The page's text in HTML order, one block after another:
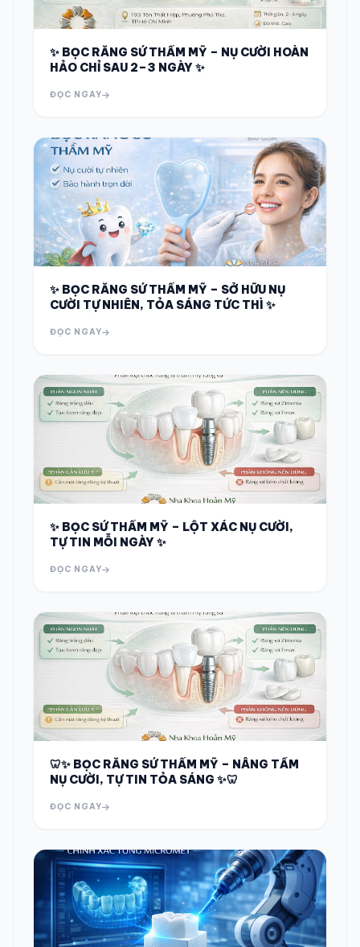
✨ BỌC RĂNG SỨ THẨM MỸ – NỤ CƯỜI HOÀN
HẢO CHỈ SAU 2–3 NGÀY ✨
ĐỌC NGAY
✨ BỌC RĂNG SỨ THẨM MỸ – SỞ HỮU NỤ
CƯỜI TỰ NHIÊN, TỎA SÁNG TỨC THÌ ✨
ĐỌC NGAY
✨ BỌC SỨ THẨM MỸ – LỘT XÁC NỤ CƯỜI,
TỰ TIN MỖI NGÀY ✨
ĐỌC NGAY
🦷✨ BỌC RĂNG SỨ THẨM MỸ – NÂNG TẦM
NỤ CƯỜI, TỰ TIN TỎA SÁNG ✨🦷
ĐỌC NGAY